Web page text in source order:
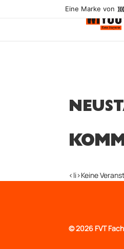
Eine Marke von
<li>Keine
©2026 FVT